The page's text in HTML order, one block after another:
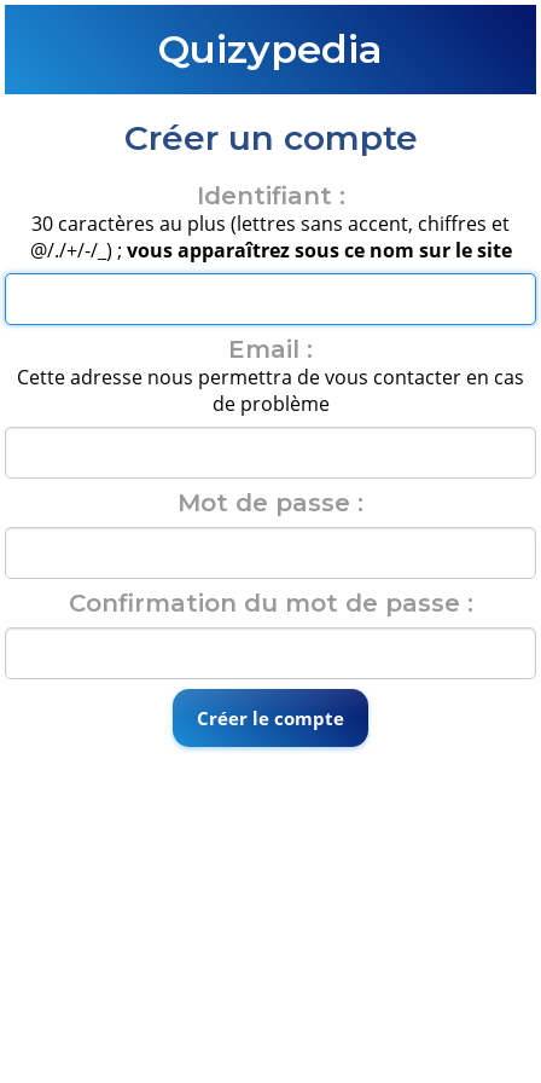
Quizypedia
Créer un compte
Identifiant :
30 caractères au plus (lettres sans accent, chiffres et
@/./+/-/_) ; vous apparaîtrez sous ce nom sur le site
Email :
Cette adresse nous permettra de vous contacter en cas
de problème
Mot de passe :
Confirmation du mot de passe :
Créer le compte